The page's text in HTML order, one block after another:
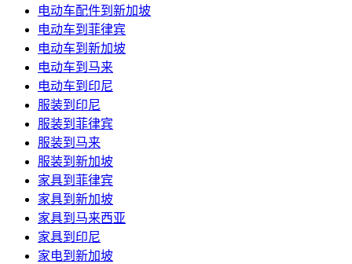
电动车配件到新加坡
电动车到菲律宾
电动车到新加坡
电动车到马来
电动车到印尼
服装到印尼
服装到菲律宾
服装到马来
服装到新加坡
家具到菲律宾
家具到新加坡
家具到马来西亚
家具到印尼
家电到新加坡